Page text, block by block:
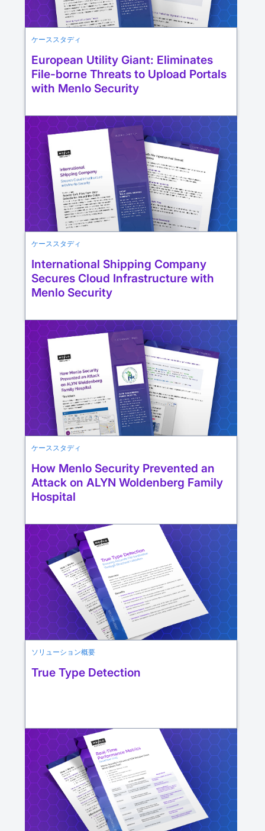
ケーススタディ
European Utility Giant: Eliminates
File-borne Threats to Upload Portals
with Menlo Security
ケーススタディ
International Shipping Company
Secures Cloud Infrastructure with
Menlo Security
ケーススタディ
How Menlo Security Prevented an
Attack on ALYN Woldenberg Family
Hospital
ソリューション概要
True Type Detection